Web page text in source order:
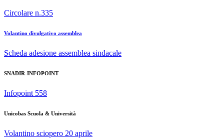
Circolare n.335
Volantino divulgativo assemblea
Scheda adesione assemblea sindacale
SNADIR-INFOPOINT
Infopoint 558
Unicobas Scuola & Università
Volantino sciopero 20 aprile